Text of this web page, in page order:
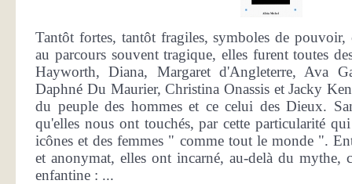
Tantôt fortes, tantôt fragiles, symboles de pouvoir,
au parcours souvent tragique, elles furent toutes
Hayworth, Diana, Margaret d'Angleterre, Ava
Daphné Du Maurier, Christina Onassis et Jacky
du peuple des hommes et ce celui des Dieux.
qu'elles nous ont touchés, par cette particularité
icônes et des femmes " comme tout le monde ".
et anonymat, elles ont incarné, au-delà du mythe,
enfantine : ...